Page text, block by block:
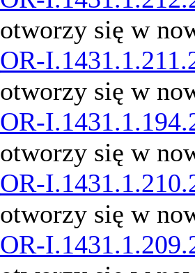
otworzy się w
OR-
otworzy się w
OR-
otworzy się w
OR-
otworzy się w
OR-